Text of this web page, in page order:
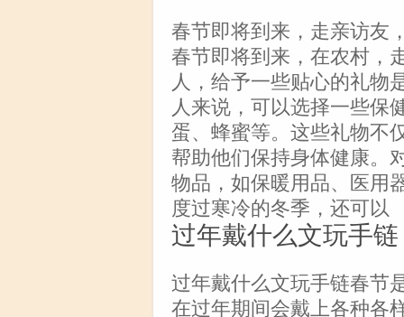
春节即将到来，走亲访友
春节即将到来，在农村，
人，给予一些贴心的礼物
人来说，可以选择一些保
蛋、蜂蜜等。这些礼物不
帮助他们保持身体健康。
物品，如保暖用品、医用
度过寒冷的冬季，还可以
过年戴什么文玩手链
过年戴什么文玩手链春节
在过年期间会戴上各种各